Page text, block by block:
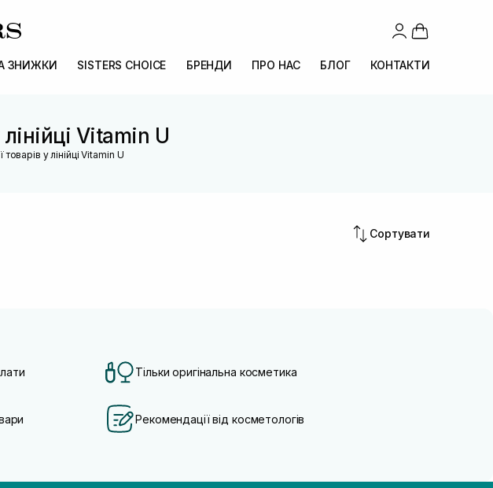
ЗНИЖКИ SISTERS CHOICE БРЕНДИ ПРО НАС БЛОГ КОНТАКТИ
Vitamin U
товарів у лінійці Vitamin U
Сортувати
Тільки оригінальна косметика
Рекомендації від косметологів